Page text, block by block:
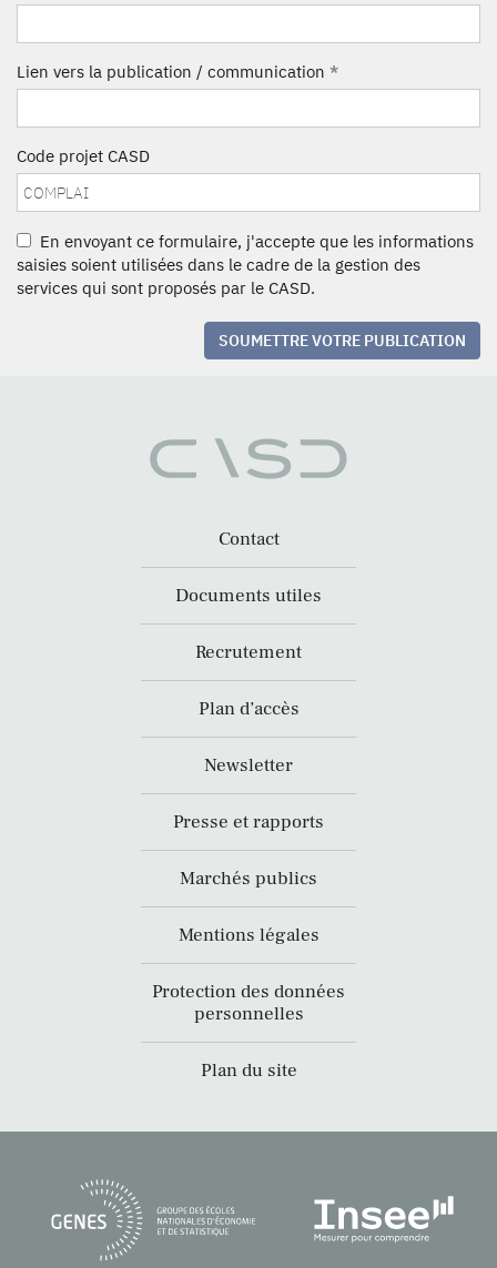
Lien vers la publication / communication *
Code projet CASD
En envoyant ce formulaire, j'accepte que les informations
saisies soient utilisées dans le cadre de la gestion des
services qui sont proposés par le CASD.
SOUMETTRE VOTRE PUBLICATION
Contact
Documents utiles
Recrutement
Plan d’accès
Newsletter
Presse et rapports
Marchés publics
Mentions légales
Protection des données
personnelles
Plan du site